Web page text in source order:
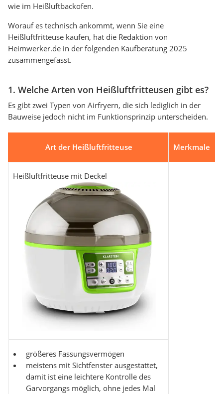
wie im Heißluftbackofen.
Worauf es technisch ankommt, wenn Sie eine
Heißluftfritteuse kaufen, hat die Redaktion von
Heimwerker.de in der folgenden Kaufberatung 2025
zusammengefasst.
1. Welche Arten von Heißluftfritteusen gibt es?
Es gibt zwei Typen von Airfryern, die sich lediglich in der
Bauweise jedoch nicht im Funktionsprinzip unterscheiden.
Art der Heißluftfritteuse Merkmale
Heißluftfritteuse mit Deckel
größeres Fassungsvermögen
meistens mit Sichtfenster ausgestattet,
damit ist eine leichtere Kontrolle des
Garvorgangs möglich, ohne jedes Mal